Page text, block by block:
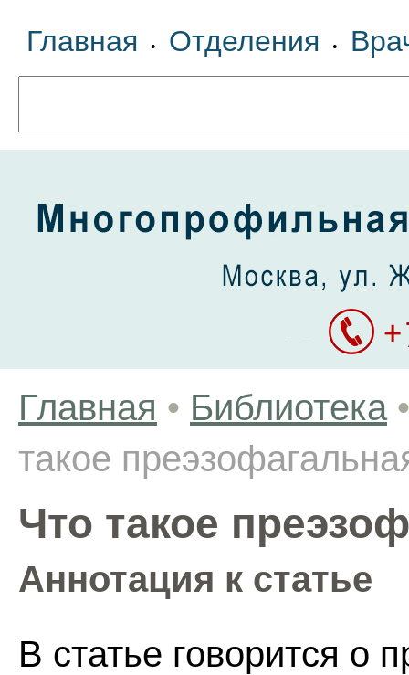
Главная • Отделения •
Главная • Библиотека •
такое
Что такое
Аннотация к статье
В статье говорится о